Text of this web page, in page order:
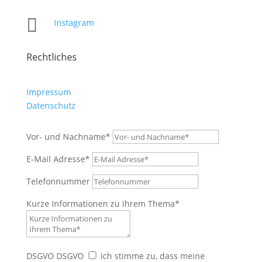
 Instagram
Rechtliches
Impressum
Datenschutz
Vor- und Nachname*
E-Mail Adresse*
Telefonnummer
Kurze Informationen zu Ihrem Thema*
DSGVO DSGVO
Ich stimme zu, dass meine